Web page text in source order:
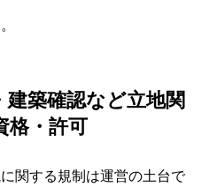
建築確認など立地関
格・許可
関する規制は運営の土台で